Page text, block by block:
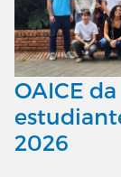
OAICE
2026